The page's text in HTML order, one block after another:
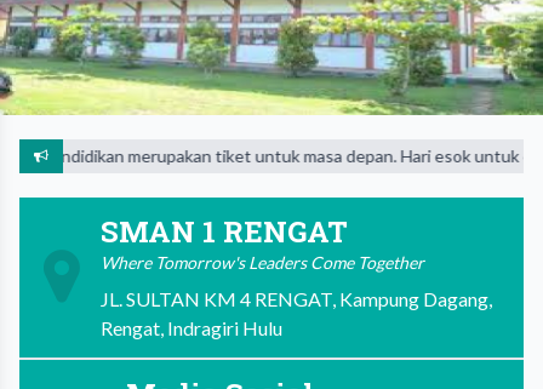
Pendidikan merupakan tiket untuk masa depan. Hari esok untuk
SMAN 1 RENGAT
Where Tomorrow's Leaders Come Together
JL. SULTAN KM 4 RENGAT, Kampung Dagang,
Rengat, Indragiri Hulu